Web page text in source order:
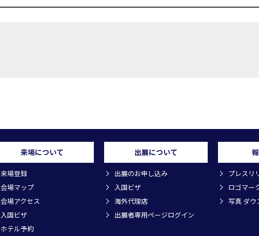
来場について
来場登録
会場マップ
会場アクセス
入国ビザ
ホテル予約
出展について
出展のお申し込み
入国ビザ
海外代理店
出展者専用ページログイン
プレスリ
ロゴマー
写真 ダウ